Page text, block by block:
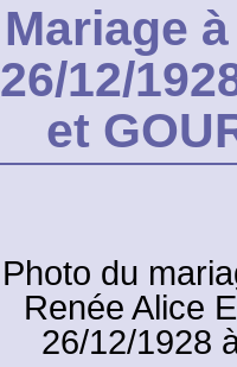
Mariage
26/12/
et
Photo du
Renée Alice
26/12/1928